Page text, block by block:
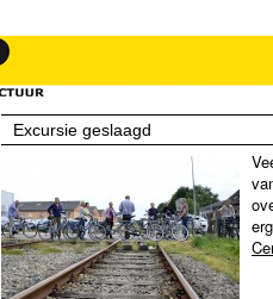
Excursie geslaagd